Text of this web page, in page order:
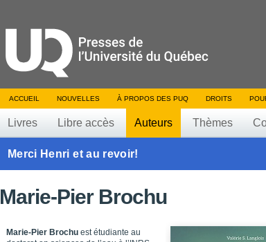
ACCUEIL NOUVELLES À PROPOS DES PUQ DROITS
Livres Libre accès Auteurs Thèmes
Merci Henri et au revoir!
Marie-Pier Brochu
Marie-Pier Brochu est étudiante au